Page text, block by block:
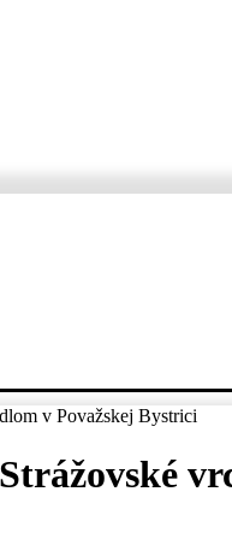
v Považskej Bystrici